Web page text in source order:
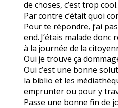
de choses, c’est trop
Par contre c’était quoi
Pour te répondre, j’ai
end. J’étais malade donc
à la journée de la
Oui je trouve ça
Oui c’est une bonne
la biblio et les
emprunter ou pour y
Passe une bonne fin de